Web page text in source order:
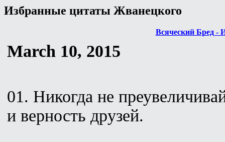
Избранные цитаты Жванецкого
Всяческий Бред -
March 10, 2015
01. Никогда не
и верность друзей.